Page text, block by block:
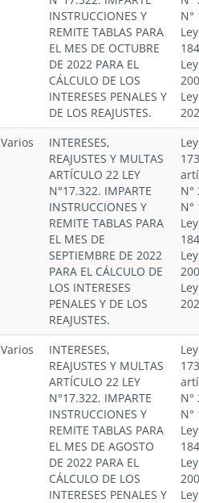
INSTRUCCIONES Y
REMITE TABLAS PARA
EL MES DE OCTUBRE
DE 2022 PARA EL
CÁLCULO DE LOS
INTERESES PENALES Y
DE LOS REAJUSTES.
N°
Varios
INTERESES,
REAJUSTES Y MULTAS
ARTÍCULO 22 LEY
N°17.322. IMPARTE
INSTRUCCIONES Y
REMITE TABLAS PARA
EL MES DE
SEPTIEMBRE DE 2022
PARA EL CÁLCULO DE
LOS INTERESES
PENALES Y DE LOS
REAJUSTES.
N°
N°
Varios
INTERESES,
REAJUSTES Y MULTAS
ARTÍCULO 22 LEY
N°17.322. IMPARTE
INSTRUCCIONES Y
REMITE TABLAS PARA
EL MES DE AGOSTO
DE 2022 PARA EL
CÁLCULO DE LOS
INTERESES PENALES Y
N°
N°